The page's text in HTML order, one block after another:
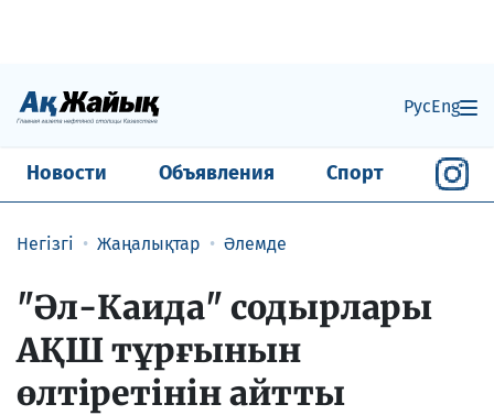
РусEng
Новости Объявления Спорт
Негізгі Жаңалықтар Әлемде
"Әл-Каида" содырлары
АҚШ тұрғынын
өлтіретінін айтты